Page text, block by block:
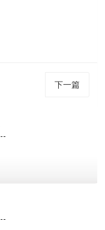
下一篇